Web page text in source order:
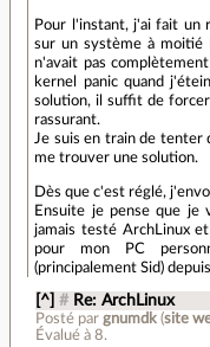
Pour l'instant, j'ai fait un
sur un système à
n'avait pas
kernel panic quand
solution, il suffit de
rassurant.
Je suis en train de tenter
me trouver une solution.
Dès que c'est réglé,
Ensuite je pense que je
jamais testé ArchLinux
pour mon PC
(principalement Sid)
[^] # Re: ArchLinux
Posté par gnumdk(site
Évalué à 8.